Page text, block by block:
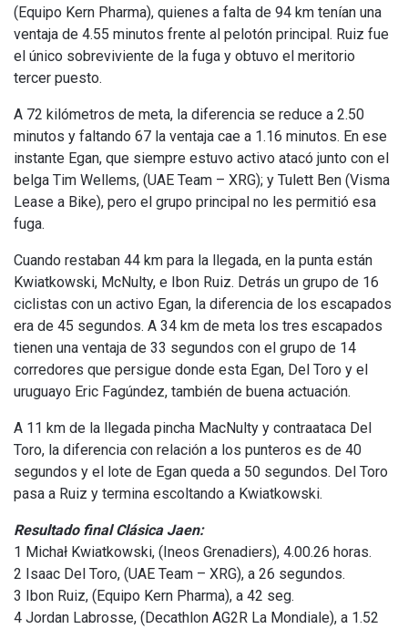
(Equipo Kern Pharma), quienes a falta de 94 km tenían una
ventaja de 4.55 minutos frente al pelotón principal. Ruiz fue
el único sobreviviente de la fuga y obtuvo el meritorio
tercer puesto.
A 72 kilómetros de meta, la diferencia se reduce a 2.50
minutos y faltando 67 la ventaja cae a 1.16 minutos. En ese
instante Egan, que siempre estuvo activo atacó junto con el
belga Tim Wellems, (UAE Team – XRG); y Tulett Ben (Visma
Lease a Bike), pero el grupo principal no les permitió esa
fuga.
Cuando restaban 44 km para la llegada, en la punta están
Kwiatkowski, McNulty, e Ibon Ruiz. Detrás un grupo de 16
ciclistas con un activo Egan, la diferencia de los escapados
era de 45 segundos. A 34 km de meta los tres escapados
tienen una ventaja de 33 segundos con el grupo de 14
corredores que persigue donde esta Egan, Del Toro y el
uruguayo Eric Fagúndez, también de buena actuación.
A 11 km de la llegada pincha MacNulty y contraataca Del
Toro, la diferencia con relación a los punteros es de 40
segundos y el lote de Egan queda a 50 segundos. Del Toro
pasa a Ruiz y termina escoltando a Kwiatkowski.
Resultado final Clásica Jaen:
1 Michał Kwiatkowski, (Ineos Grenadiers), 4.00.26 horas.
2 Isaac Del Toro, (UAE Team – XRG), a 26 segundos.
3 Ibon Ruiz, (Equipo Kern Pharma), a 42 seg.
4 Jordan Labrosse, (Decathlon AG2R La Mondiale), a 1.52